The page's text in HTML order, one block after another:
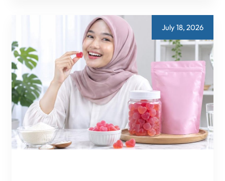
MAKLON
UNTUK
BISNIS
ANDA
July 18, 2026